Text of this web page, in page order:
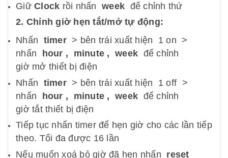
Giữ Clock rồi nhấn week để chỉnh thứ
2. Chỉnh giờ hẹn tắt/mở tự động:
Nhấn timer> bên trái xuất hiện 1 on >
nhấn
hour , minute , week để chỉnh
giờ mở thiết bị điện
Nhấn timer > bên trái xuất hiện 1 off >
nhấn hour , minute , week để chỉnh
giờ tắt thiết bị điện
Tiếp tục nhấn timer để hẹn giờ cho các lần tiếp
theo. Tối đa được 16 lần
Nếu muốn xoá bỏ giờ đã hẹn nhấn reset